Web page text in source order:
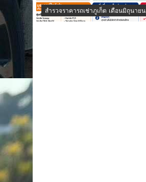
สำรวจราคารถเช่าภูเก็ต เดือนมิถุนายน